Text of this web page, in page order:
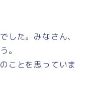
した。みなさん、
。
ことを思っていま